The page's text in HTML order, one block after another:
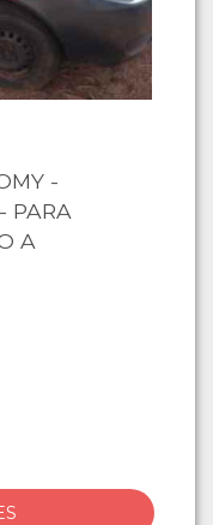
-
PARA
A